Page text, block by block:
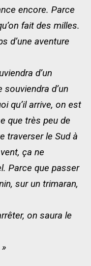
encore. Parce
fait des milles.
d’une aventure
d’un
d’un
qu’il arrive, on est
que très peu de
traverser le Sud à
ça ne
Parce que passer
sur un trimaran,
on saura le